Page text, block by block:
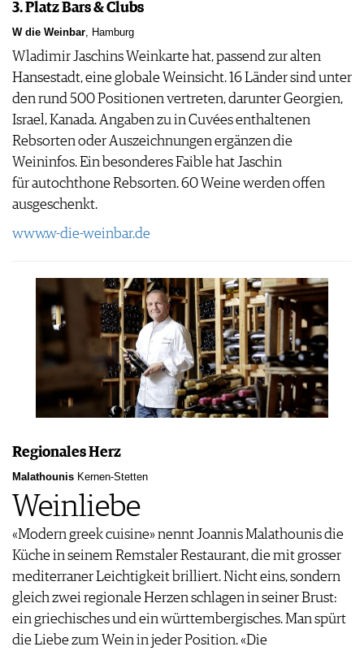
3. Platz Bars & Clubs
W die Weinbar, Hamburg
Wladimir Jaschins Weinkarte hat, passend zur alten
Hansestadt, eine globale Weinsicht. 16 Länder sind unter
den rund 500 Positionen vertreten, darunter Georgien,
Israel, Kanada. Angaben zu in Cuvées enthaltenen
Rebsorten oder Auszeichnungen ergänzen die
Weininfos. Ein besonderes Faible hat Jaschin
für autochthone Rebsorten. 60 Weine werden offen
ausgeschenkt.
www.w-die-weinbar.de
Regionales Herz
Malathounis Kernen-Stetten
Weinliebe
«Modern greek cuisine» nennt Joannis Malathounis die
Küche in seinem Remstaler Restaurant, die mit grosser
mediterraner Leichtigkeit brilliert. Nicht eins, sondern
gleich zwei regionale Herzen schlagen in seiner Brust:
ein griechisches und ein württembergisches. Man spürt
die Liebe zum Wein in jeder Position. «Die